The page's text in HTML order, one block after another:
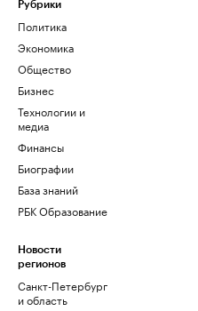
Рубрики
Политика
Экономика
Общество
Бизнес
Технологии и
медиа
Финансы
Биографии
База знаний
РБК Образование
Новости
регионов
Санкт-Петербург
и область